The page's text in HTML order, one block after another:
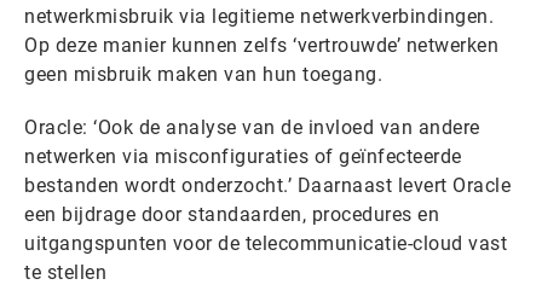
netwerkmisbruik via legitieme netwerkverbindingen.
Op deze manier kunnen zelfs ‘vertrouwde’ netwerken
geen misbruik maken van hun toegang.
Oracle: ‘Ook de analyse van de invloed van andere
netwerken via misconfiguraties of geïnfecteerde
bestanden wordt onderzocht.’ Daarnaast levert Oracle
een bijdrage door standaarden, procedures en
uitgangspunten voor de telecommunicatie-cloud vast
te stellen